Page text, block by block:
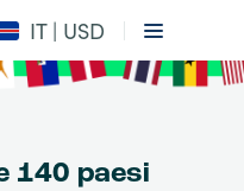
IT | USD
140 paesi